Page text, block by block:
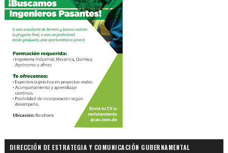
DIRECCIÓN DE ESTRATEGIA Y COMUNICACIÓN GUBERNAMENTAL